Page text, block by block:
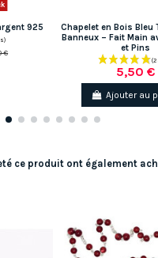
925
€
Chapelet en Bois Bleu
Banneux – Fait Main
et Pins
5,50 €
Ajouter au
ce produit ont également